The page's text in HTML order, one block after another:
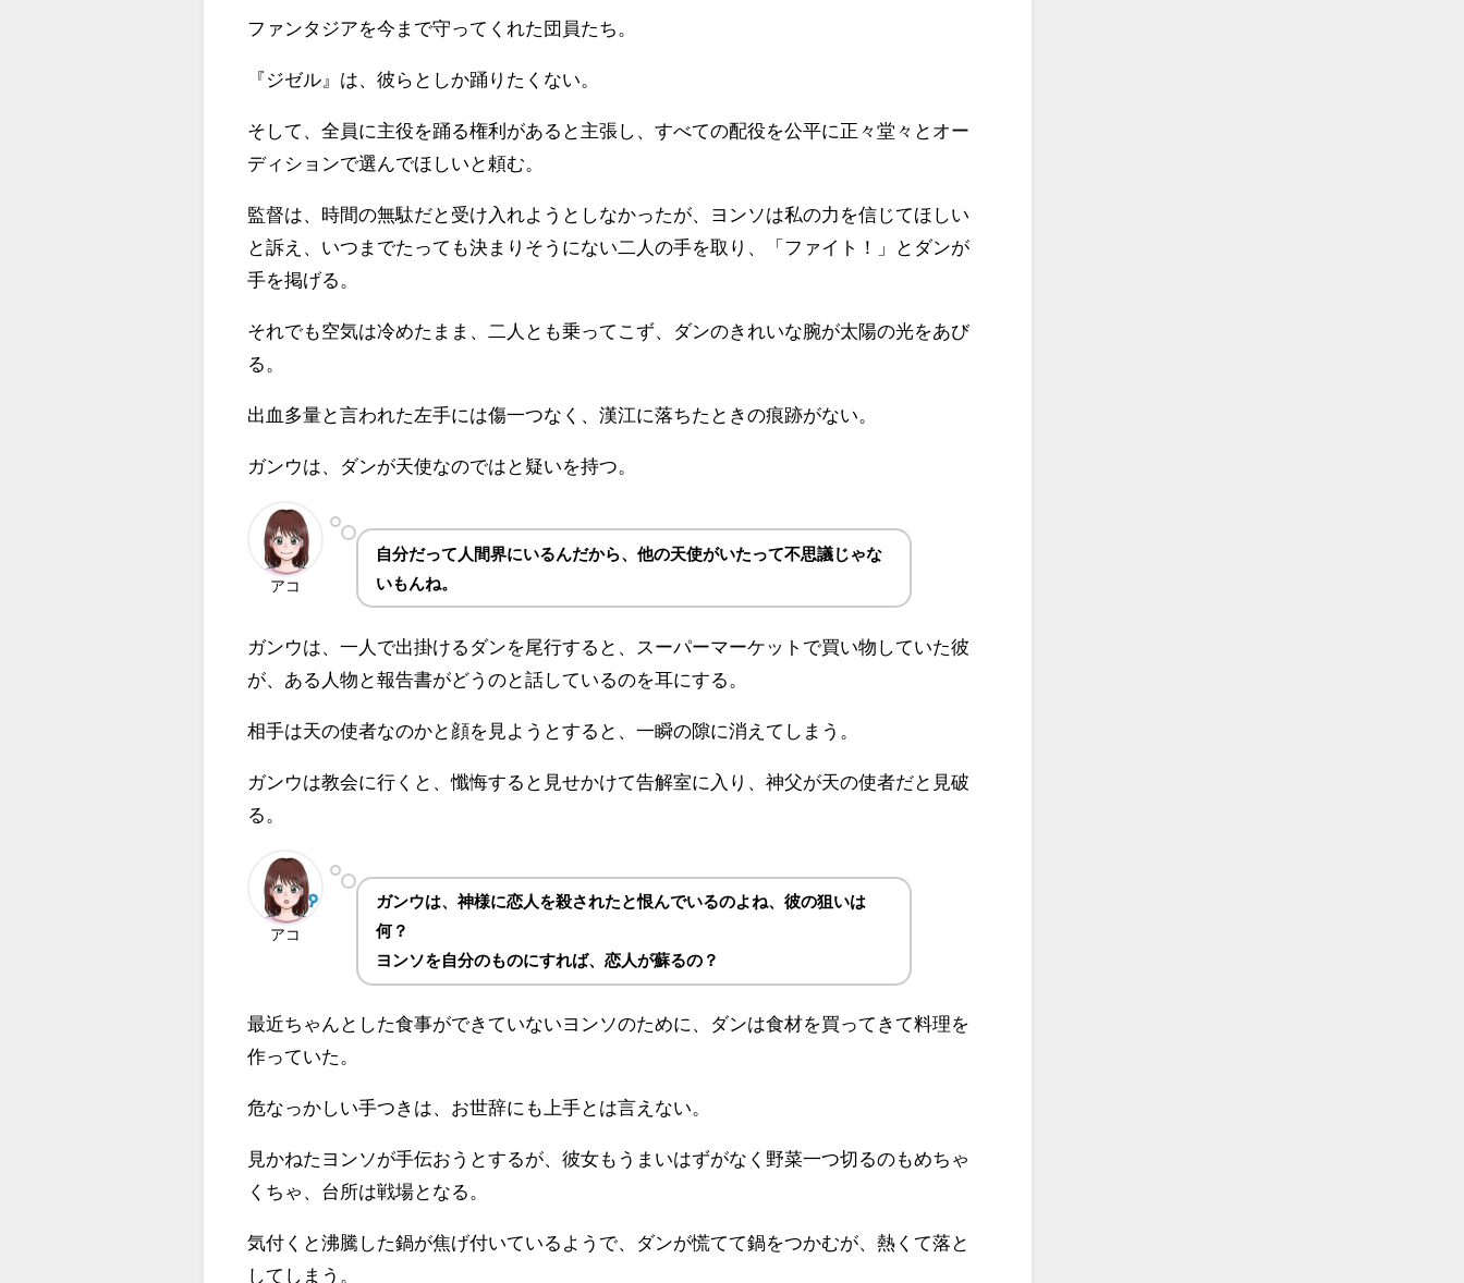
ファンタジアを今まで守ってくれた団員たち。
『ジゼル』は、彼らとしか踊りたくない。
そして、全員に主役を踊る権利があると主張し、すべての配役を公平に正々堂々とオー
ディションで選んでほしいと頼む。
監督は、時間の無駄だと受け入れようとしなかったが、ヨンソは私の力を信じてほしい
と訴え、いつまでたっても決まりそうにない二人の手を取り、「ファイト！」とダンが
手を掲げる。
それでも空気は冷めたまま、二人とも乗ってこず、ダンのきれいな腕が太陽の光をあび
る。
出血多量と言われた左手には傷一つなく、漢江に落ちたときの痕跡がない。
ガンウは、ダンが天使なのではと疑いを持つ。
アコ
自分だって人間界にいるんだから、他の天使がいたって不思議じゃな
いもんね。
ガンウは、一人で出掛けるダンを尾行すると、スーパーマーケットで買い物していた彼
が、ある人物と報告書がどうのと話しているのを耳にする。
相手は天の使者なのかと顔を見ようとすると、一瞬の隙に消えてしまう。
ガンウは教会に行くと、懺悔すると見せかけて告解室に入り、神父が天の使者だと見破
る。
アコ
ガンウは、神様に恋人を殺されたと恨んでいるのよね、彼の狙いは
何？
ヨンソを自分のものにすれば、恋人が蘇るの？
最近ちゃんとした食事ができていないヨンソのために、ダンは食材を買ってきて料理を
作っていた。
危なっかしい手つきは、お世辞にも上手とは言えない。
見かねたヨンソが手伝おうとするが、彼女もうまいはずがなく野菜一つ切るのもめちゃ
くちゃ、台所は戦場となる。
気付くと沸騰した鍋が焦げ付いているようで、ダンが慌てて鍋をつかむが、熱くて落と
してしまう。